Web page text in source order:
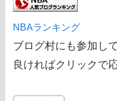
NBAランキング
ブログ村にも参加し
良ければクリックで